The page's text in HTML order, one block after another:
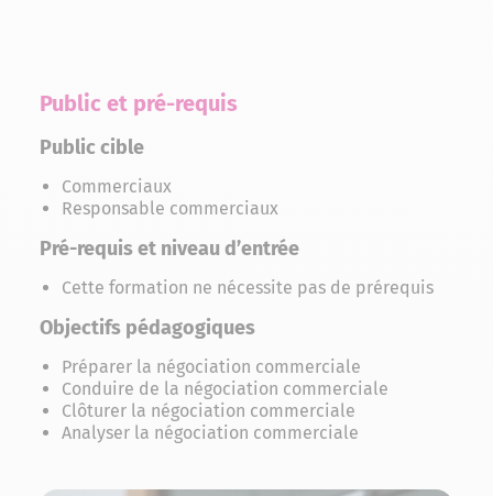
Public et pré-requis
Public cible
Commerciaux
Responsable commerciaux
Pré-requis et niveau d’entrée
Cette formation ne nécessite pas de prérequis
Objectifs pédagogiques
Préparer la négociation commerciale
Conduire de la négociation commerciale
Clôturer la négociation commerciale
Analyser la négociation commerciale